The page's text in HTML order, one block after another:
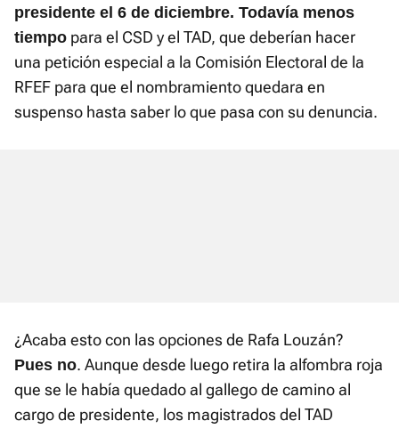
presidente el 6 de diciembre. Todavía menos
tiempo para el CSD y el TAD, que deberían hacer
una petición especial a la Comisión Electoral de la
RFEF para que el nombramiento quedara en
suspenso hasta saber lo que pasa con su denuncia.
¿Acaba esto con las opciones de Rafa Louzán?
Pues no. Aunque desde luego retira la alfombra roja
que se le había quedado al gallego de camino al
cargo de presidente, los magistrados del TAD